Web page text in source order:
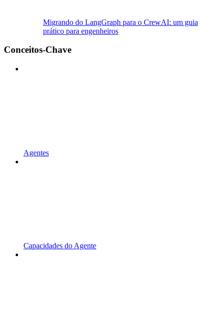
Migrando do LangGraph para o CrewAI: um guia
prático para engenheiros
Conceitos-Chave
Agentes
Capacidades do Agente